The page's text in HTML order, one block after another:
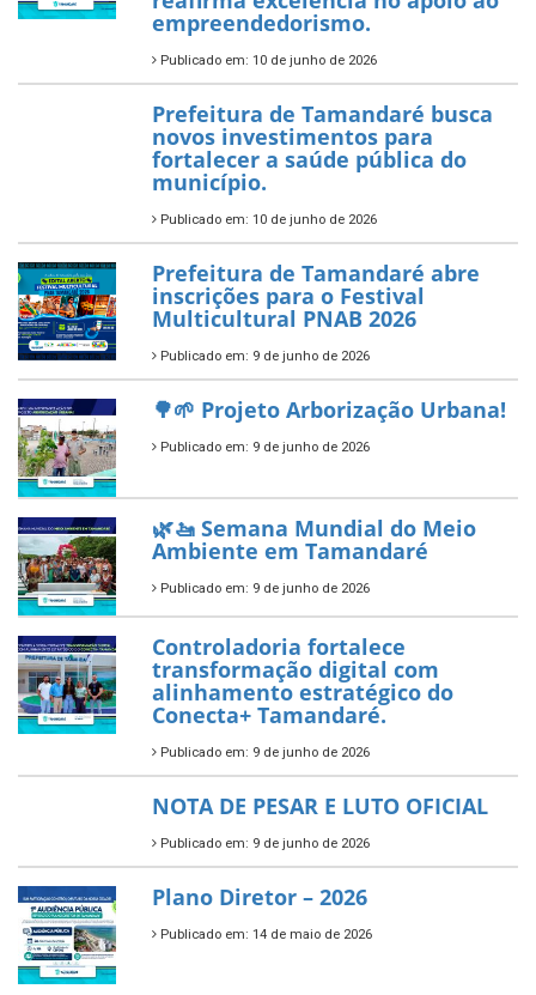
7 de novembro de 2025
Política Nacional Aldir Blanc
— Tamandaré tem Plano de
Aplicação de Recursos (PAR)
habilitado
7 de novembro de 2025
ÚLTIMAS NOTÍCIAS
Tamandaré conquista Selo
Diamante do Sebrae pelo
segundo ano consecutivo e
reafirma excelência no apoio ao
empreendedorismo.
Publicado em: 10 de junho de 2026
novos investimentos para
fortalecer a saúde pública do
município.
Publicado em: 10 de junho de 2026
Prefeitura de Tamandaré abre
inscrições para o Festival
Multicultural PNAB 2026
Publicado em: 9 de junho de 2026
🌳🌱 Projeto Arborização Urbana!
Publicado em: 9 de junho de 2026
🌿🚤 Semana Mundial do Meio
Ambiente em Tamandaré